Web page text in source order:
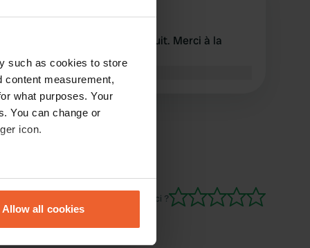
such as cookies to store
content measurement,
what purposes. Your
You can change or
icon.
meters
Allow all cookies
juil. 2024
Tout comme d'habitude. gratuit. Merci à la
communauté
Es-tu déjà venu ici ?